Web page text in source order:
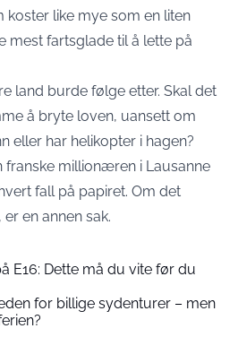
koster like mye som en liten
mest fartsglade til å lette på
land burde følge etter. Skal det
å bryte loven, uansett om
eller har helikopter i hagen?
franske millionæren i Lausanne
fall på papiret. Om det
en annen sak.
E16: Dette må du vite før du
for billige sydenturer – men